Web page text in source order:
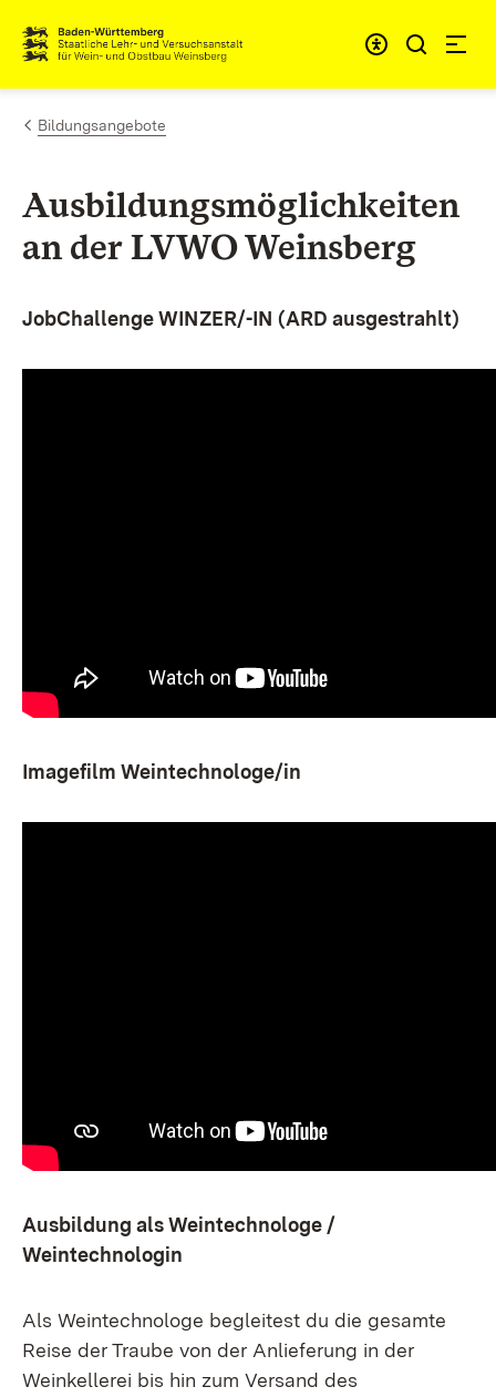
Zum Inhalt springen
Link zur Startseite
Bildungsangebote
Ausbildungsmöglichkeiten
an der LVWO Weinsberg
JobChallenge WINZER/-IN (ARD ausgestrahlt)
Imagefilm Weintechnologe/in
Ausbildung als Weintechnologe /
Weintechnologin
Als Weintechnologe begleitest du die gesamte
Reise der Traube von der Anlieferung in der
Weinkellerei bis hin zum Versand des